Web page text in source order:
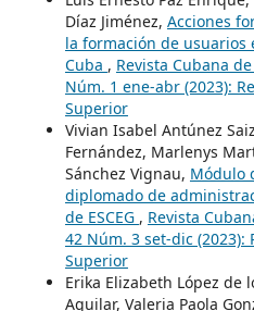
Díaz Jiménez, Acciones
la formación de
Cuba , Revista Cubana
Núm. 1 ene-abr (2023):
Superior
Vivian Isabel Antúnez
Fernández, Marlenys
Sánchez Vignau, Módulo
diplomado de
de ESCEG , Revista
42 Núm. 3 set-dic (2023):
Superior
Erika Elizabeth López de
Aguilar, Valeria Paola